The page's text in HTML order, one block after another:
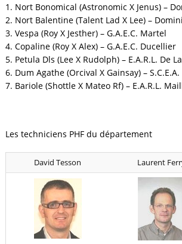
1. Nort Bonomical (Astronomic X Jenus) –
2. Nort Balentine (Talent Lad X Lee) –
3. Vespa (Roy X Jesther) – G.A.E.C. Martel
4. Copaline (Roy X Alex) – G.A.E.C. Ducellier
5. Petula Dls (Lee X Rudolph) – E.A.R.L. De
6. Dum Agathe (Orcival X Gainsay) –
7. Bariole (Shottle X Mateo Rf) – E.A.R.L.
Les techniciens PHF du département
David Tesson Laurent